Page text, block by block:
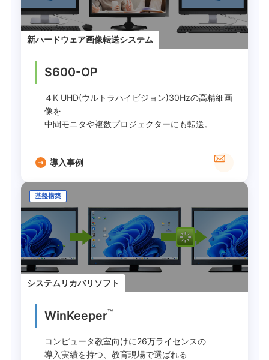
新ハードウェア画像転送システム
S600-OP
４K UHD(ウルトラハイビジョン)30Hzの高精細画
像を
中間モニタや複数プロジェクターにも転送。
導入事例
基盤構築
システムリカバリソフト
WinKeeper™
コンピュータ教室向けに26万ライセンスの
導入実績を持つ、教育現場で選ばれる